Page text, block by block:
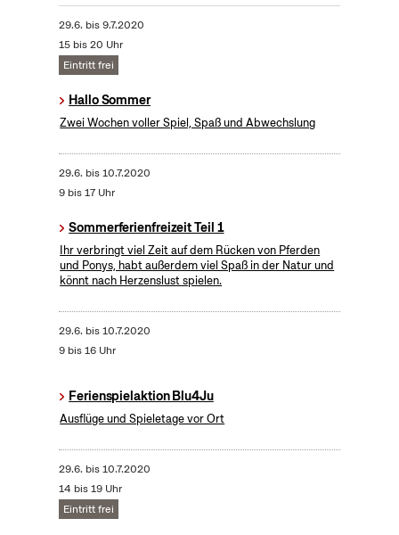
29.6. bis9.7.2020
15 bis 20 Uhr
Eintritt frei
Hallo Sommer
Zwei Wochen voller Spiel, Spaß und Abwechslung
29.6. bis10.7.2020
9 bis 17 Uhr
Sommerferienfreizeit Teil 1
Ihr verbringt viel Zeit auf dem Rücken von Pferden
und Ponys, habt außerdem viel Spaß in der Natur und
könnt nach Herzenslust spielen.
29.6. bis10.7.2020
9 bis 16 Uhr
Ferienspielaktion Blu4Ju
Ausflüge und Spieletage vor Ort
29.6. bis10.7.2020
14 bis 19 Uhr
Eintritt frei